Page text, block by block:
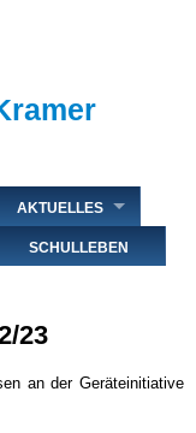
AKTUELLES
SCHULLEBEN
23
an der Geräteinitiative